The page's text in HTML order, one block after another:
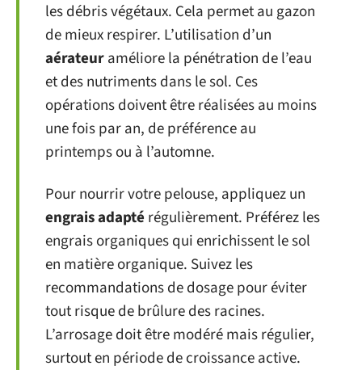
les débris végétaux. Cela permet au gazon
de mieux respirer. L’utilisation d’un
aérateuraméliore la pénétration de l’eau
et des nutriments dans le sol. Ces
opérations doivent être réalisées au moins
une fois par an, de préférence au
printemps ou à l’automne.
Pour nourrir votre pelouse, appliquez un
engrais adapté régulièrement. Préférez les
engrais organiques qui enrichissent le sol
en matière organique. Suivez les
recommandations de dosage pour éviter
tout risque de brûlure des racines.
L’arrosage doit être modéré mais régulier,
surtout en période de croissance active.